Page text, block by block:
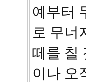
예부터
로 무너
떼를 칠
이나 오